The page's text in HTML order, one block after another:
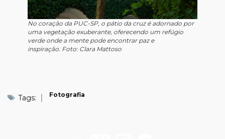
No coração da PUC-SP, o pátio da cruz é adornado por
uma vegetação exuberante, oferecendo um refúgio
verde onde a mente pode encontrar paz e
inspiração. Foto: Clara Mattoso
Tags: Fotografia